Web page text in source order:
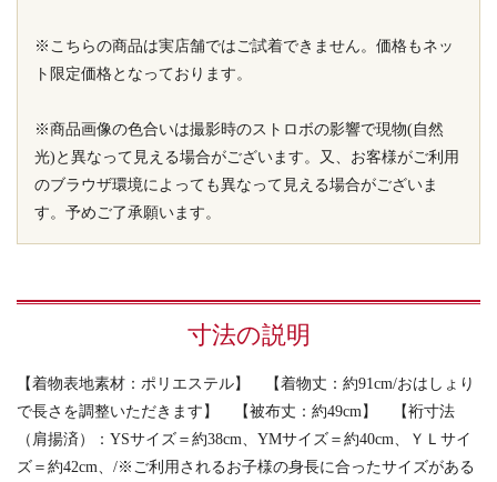
※こちらの商品は実店舗ではご試着できません。価格もネッ
ト限定価格となっております。
※商品画像の色合いは撮影時のストロボの影響で現物(自然
光)と異なって見える場合がございます。又、お客様がご利用
のブラウザ環境によっても異なって見える場合がございま
す。予めご了承願います。
寸法の説明
【着物表地素材：ポリエステル】 【着物丈：約91cm/おはしょり
で長さを調整いただきます】 【被布丈：約49cm】 【裄寸法
（肩揚済）：YSサイズ＝約38cm、YMサイズ＝約40cm、ＹＬサイ
ズ＝約42cm、/※ご利用されるお子様の身長に合ったサイズがある